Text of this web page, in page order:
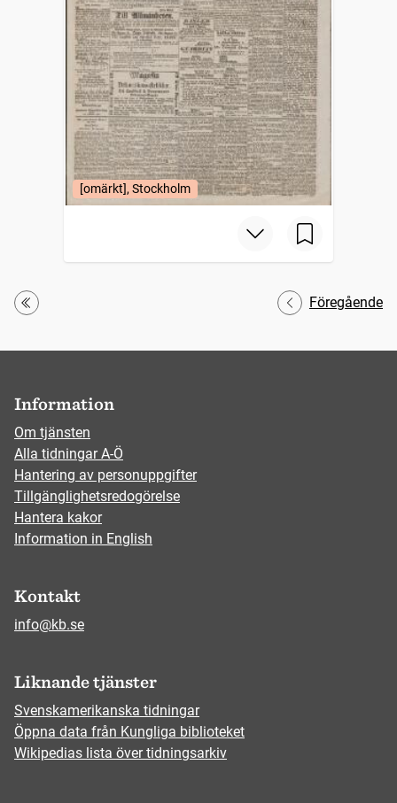
[omärkt], Stockholm
Första
Föregående
Information
Om tjänsten
Alla tidningar A-Ö
Hantering av personuppgifter
Tillgänglighetsredogörelse
Hantera kakor
Information in English
Kontakt
info@kb.se
Liknande tjänster
Svenskamerikanska tidningar
Öppna data från Kungliga biblioteket
Wikipedias lista över tidningsarkiv